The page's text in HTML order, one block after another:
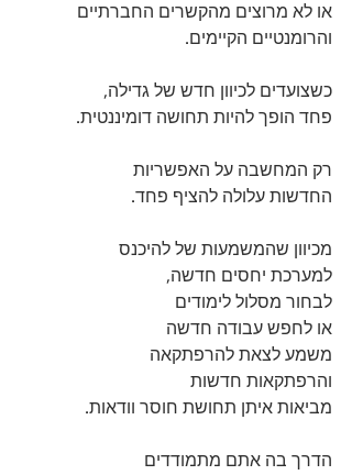
או לא מרוצים מהקשרים החברתיים
והרומנטיים הקיימים.
כשצועדים לכיוון חדש של גדילה,
פחד הופך להיות תחושה דומיננטית.
רק המחשבה על האפשריות
החדשות עלולה להציף פחד.
מכיוון שהמשמעות של להיכנס
למערכת יחסים חדשה,
לבחור מסלול לימודים
או לחפש עבודה חדשה
משמע לצאת להרפתקאה
והרפתקאות חדשות
מביאות איתן תחושת חוסר וודאות.
הדרך בה אתם מתמודדים